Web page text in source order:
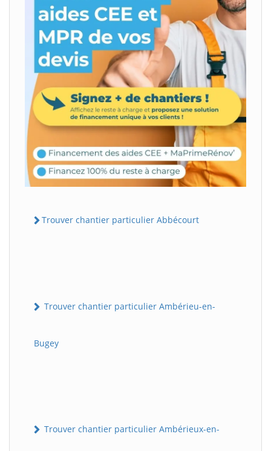
Trouver chantier particulier Abbécourt
Trouver chantier particulier Ambérieu-en-
Bugey
Trouver chantier particulier Ambérieux-en-